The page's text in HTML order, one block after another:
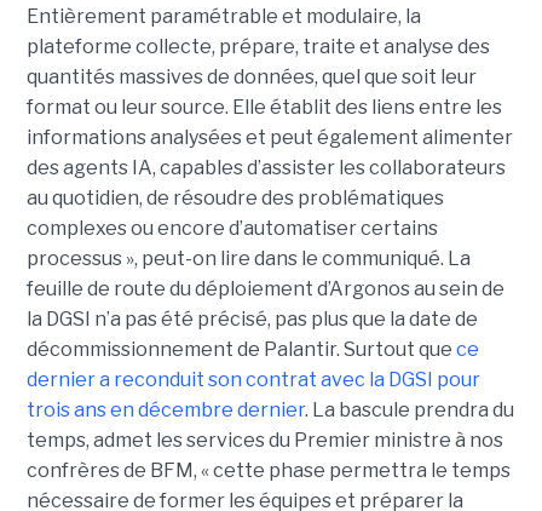
Entièrement paramétrable et modulaire, la
plateforme collecte, prépare, traite et analyse des
quantités massives de données, quel que soit leur
format ou leur source. Elle établit des liens entre les
informations analysées et peut également alimenter
des agents IA, capables d’assister les collaborateurs
au quotidien, de résoudre des problématiques
complexes ou encore d’automatiser certains
processus », peut-on lire dans le communiqué. La
feuille de route du déploiement d’Argonos au sein de
la DGSI n’a pas été précisé, pas plus que la date de
décommissionnement de Palantir. Surtout que ce
dernier a reconduit son contrat avec la DGSI pour
trois ans en décembre dernier. La bascule prendra du
temps, admet les services du Premier ministre à nos
confrères de BFM, « cette phase permettra le temps
nécessaire de former les équipes et préparer la